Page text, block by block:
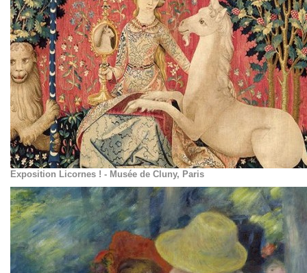
Exposition Licornes ! - Musée de Cluny, Paris